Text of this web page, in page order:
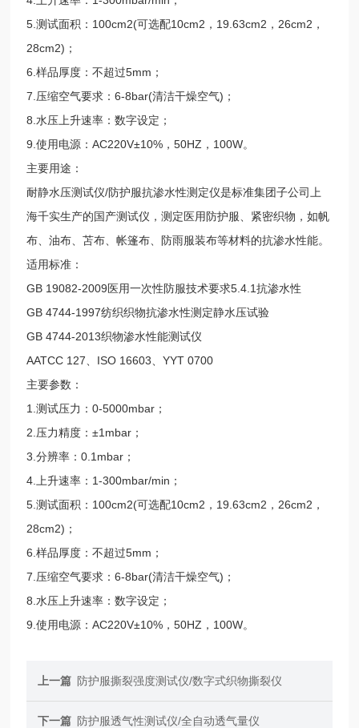
5.测试面积：100cm2(可选配10cm2，19.63cm2，26cm2，
28cm2)；
6.样品厚度：不超过5mm；
7.压缩空气要求：6-8bar(清洁干燥空气)；
8.水压上升速率：数字设定；
9.使用电源：AC220V±10%，50HZ，100W。
主要用途：
耐静水压测试仪/防护服抗渗水性测定仪是标准集团子公司上
海千实生产的国产测试仪，测定医用防护服、紧密织物，如帆
布、油布、苫布、帐篷布、防雨服装布等材料的抗渗水性能。
适用标准：
GB 19082-2009医用一次性防服技术要求5.4.1抗渗水性
GB 4744-1997纺织织物抗渗水性测定静水压试验
GB 4744-2013织物渗水性能测试仪
AATCC 127、ISO 16603、YYT 0700
主要参数：
1.测试压力：0-5000mbar；
2.压力精度：±1mbar；
3.分辨率：0.1mbar；
4.上升速率：1-300mbar/min；
5.测试面积：100cm2(可选配10cm2，19.63cm2，26cm2，
28cm2)；
6.样品厚度：不超过5mm；
7.压缩空气要求：6-8bar(清洁干燥空气)；
8.水压上升速率：数字设定；
9.使用电源：AC220V±10%，50HZ，100W。
上一篇 防护服撕裂强度测试仪/数字式织物撕裂仪
下一篇 防护服透气性测试仪/全自动透气量仪